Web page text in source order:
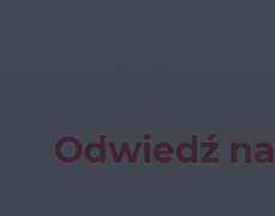
Odwiedź